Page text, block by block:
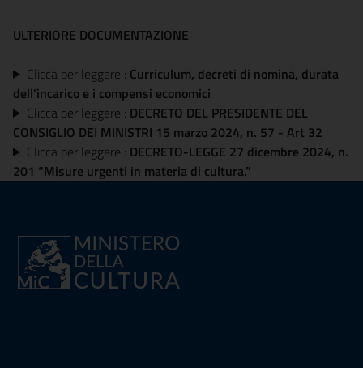
ULTERIORE DOCUMENTAZIONE
Clicca per leggere : Curriculum, decreti di nomina, durata
dell'incarico e i compensi economici
Clicca per leggere : DECRETO DEL PRESIDENTE DEL
CONSIGLIO DEI MINISTRI 15 marzo 2024, n. 57 - Art 32
Clicca per leggere : DECRETO-LEGGE 27 dicembre 2024, n.
201 “Misure urgenti in materia di cultura.”